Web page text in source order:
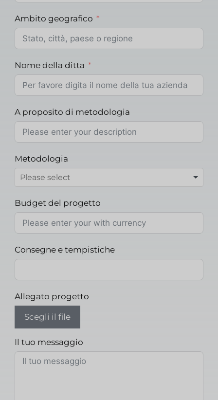
Ambito geografico
Nome della ditta
A proposito di metodologia
Metodologia
Budget del progetto
Consegne e tempistiche
Allegato progetto
Scegli il file
Il tuo messaggio